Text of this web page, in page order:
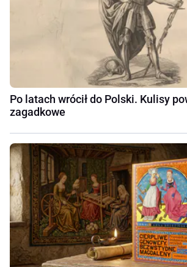
Po latach wrócił do Polski. Kulisy
zagadkowe